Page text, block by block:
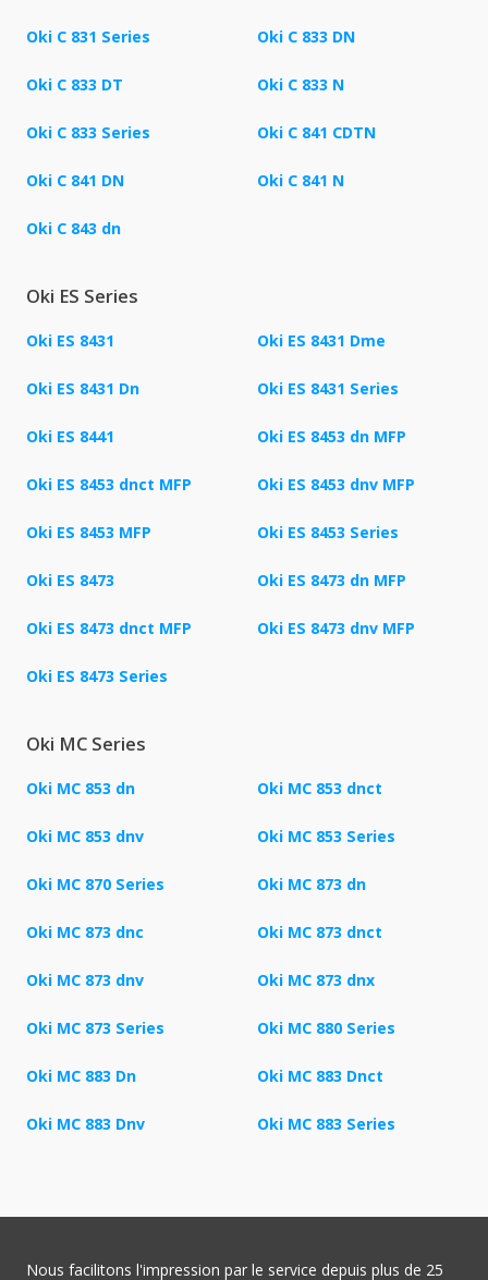
Oki C 831 Series Oki C 833 DN
Oki C 833 DT Oki C 833 N
Oki C 833 Series Oki C 841 CDTN
Oki C 841 DN Oki C 841 N
Oki C 843 dn
Oki ES Series
Oki ES 8431 Oki ES 8431 Dme
Oki ES 8431 Dn Oki ES 8431 Series
Oki ES 8441 Oki ES 8453 dn MFP
Oki ES 8453 dnct MFP Oki ES 8453 dnv MFP
Oki ES 8453 MFP Oki ES 8453 Series
Oki ES 8473 Oki ES 8473 dn MFP
Oki ES 8473 dnct MFP Oki ES 8473 dnv MFP
Oki ES 8473 Series
Oki MC Series
Oki MC 853 dn Oki MC 853 dnct
Oki MC 853 dnv Oki MC 853 Series
Oki MC 870 Series Oki MC 873 dn
Oki MC 873 dnc Oki MC 873 dnct
Oki MC 873 dnv Oki MC 873 dnx
Oki MC 873 Series Oki MC 880 Series
Oki MC 883 Dn Oki MC 883 Dnct
Oki MC 883 Dnv Oki MC 883 Series
Nous facilitons l'impression par le service depuis plus de 25